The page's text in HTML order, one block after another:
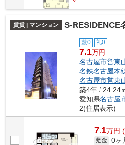
賃貸 | マンション S-RESIDENCE
敷0 礼0
7.1万円
名古屋市営東
名鉄名古屋本
名古屋市営東
築4年 / 24.24
愛知県名古屋
2(住居表示)
7.1万円
敷金 0ヶ